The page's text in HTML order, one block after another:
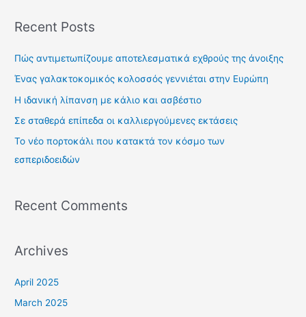
r
o
r
:
Recent Posts
Πώς αντιμετωπίζουμε αποτελεσματικά εχθρούς της άνοιξης
Ένας γαλακτοκομικός κολοσσός γεννιέται στην Ευρώπη
Η ιδανική λίπανση με κάλιο και ασβέστιο
Σε σταθερά επίπεδα οι καλλιεργούμενες εκτάσεις
Το νέο πορτοκάλι που κατακτά τον κόσμο των
εσπεριδοειδών
Recent Comments
Archives
April 2025
March 2025